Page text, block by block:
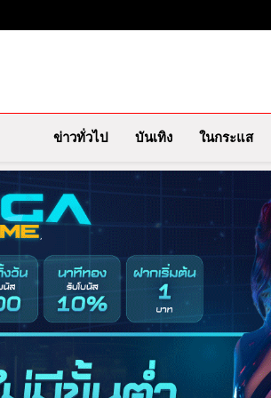
ข่าวทั่วไป บันเทิง ในกระแส